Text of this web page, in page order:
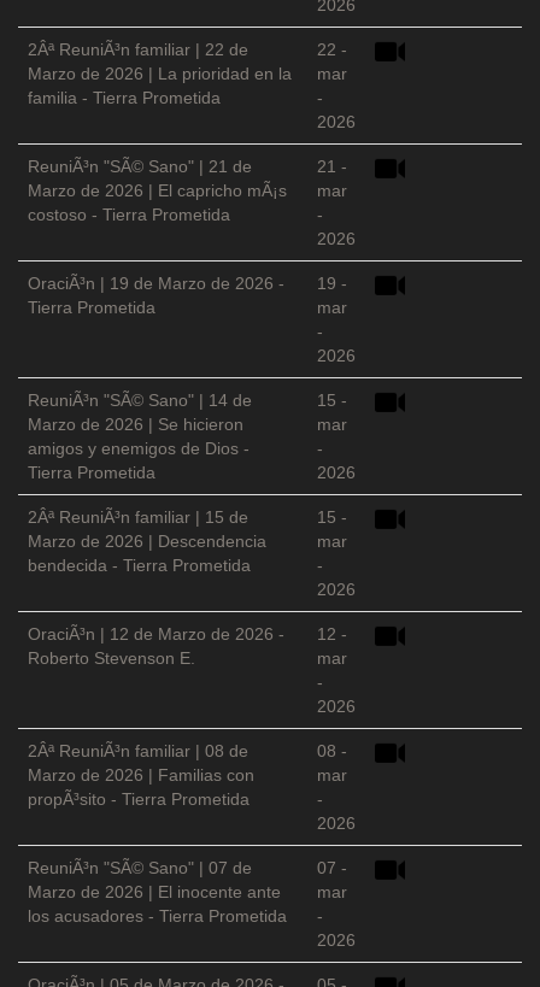
2026
2Âª ReuniÃ³n familiar | 22 de
Marzo de 2026 | La prioridad en la
familia - Tierra Prometida
22 -
mar
-
2026
ReuniÃ³n "SÃ© Sano" | 21 de
Marzo de 2026 | El capricho mÃ¡s
costoso - Tierra Prometida
21 -
mar
-
2026
OraciÃ³n | 19 de Marzo de 2026 -
Tierra Prometida
19 -
mar
-
2026
ReuniÃ³n "SÃ© Sano" | 14 de
Marzo de 2026 | Se hicieron
amigos y enemigos de Dios -
Tierra Prometida
15 -
mar
-
2026
2Âª ReuniÃ³n familiar | 15 de
Marzo de 2026 | Descendencia
bendecida - Tierra Prometida
15 -
mar
-
2026
OraciÃ³n | 12 de Marzo de 2026 -
Roberto Stevenson E.
12 -
mar
-
2026
2Âª ReuniÃ³n familiar | 08 de
Marzo de 2026 | Familias con
propÃ³sito - Tierra Prometida
08 -
mar
-
2026
ReuniÃ³n "SÃ© Sano" | 07 de
Marzo de 2026 | El inocente ante
los acusadores - Tierra Prometida
07 -
mar
-
2026